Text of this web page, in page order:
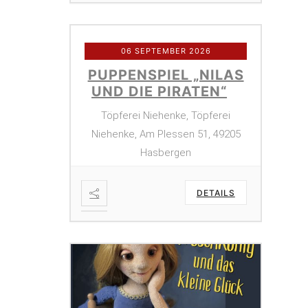
06 SEPTEMBER 2026
PUPPENSPIEL „NILAS
UND DIE PIRATEN“
Töpferei Niehenke, Töpferei
Niehenke, Am Plessen 51, 49205
Hasbergen
DETAILS